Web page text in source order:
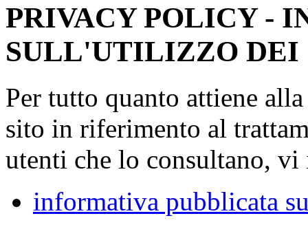
PRIVACY POLICY -
SULL'UTILIZZO DEI
Per tutto quanto attiene
sito in riferimento al
utenti che lo consultano,
informativa pubblicata